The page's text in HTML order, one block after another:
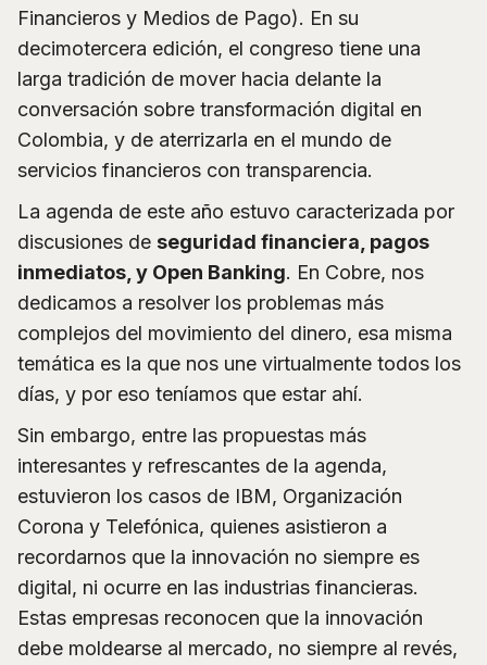
Financieros y Medios de Pago). En su
decimotercera edición, el congreso tiene una
larga tradición de mover hacia delante la
conversación sobre transformación digital en
Colombia, y de aterrizarla en el mundo de
servicios financieros con transparencia.
La agenda de este año estuvo caracterizada por
discusiones de seguridad financiera, pagos
inmediatos, y Open Banking. En Cobre, nos
dedicamos a resolver los problemas más
complejos del movimiento del dinero, esa misma
temática es la que nos une virtualmente todos los
días, y por eso teníamos que estar ahí.
Sin embargo, entre las propuestas más
interesantes y refrescantes de la agenda,
estuvieron los casos de IBM, Organización
Corona y Telefónica, quienes asistieron a
recordarnos que la innovación no siempre es
digital, ni ocurre en las industrias financieras.
Estas empresas reconocen que la innovación
debe moldearse al mercado, no siempre al revés,